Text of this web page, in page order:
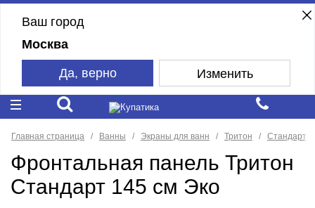
Ваш город
Москва
Да, верно Изменить
Главная страница Ванны Экраны для ванн Тритон Стандарт
Фронтальная панель Тритон
Стандарт 145 см Эко